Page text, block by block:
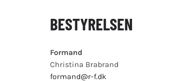
BESTYRELSEN
Formand
Christina Brabrand
formand@r-f.dk